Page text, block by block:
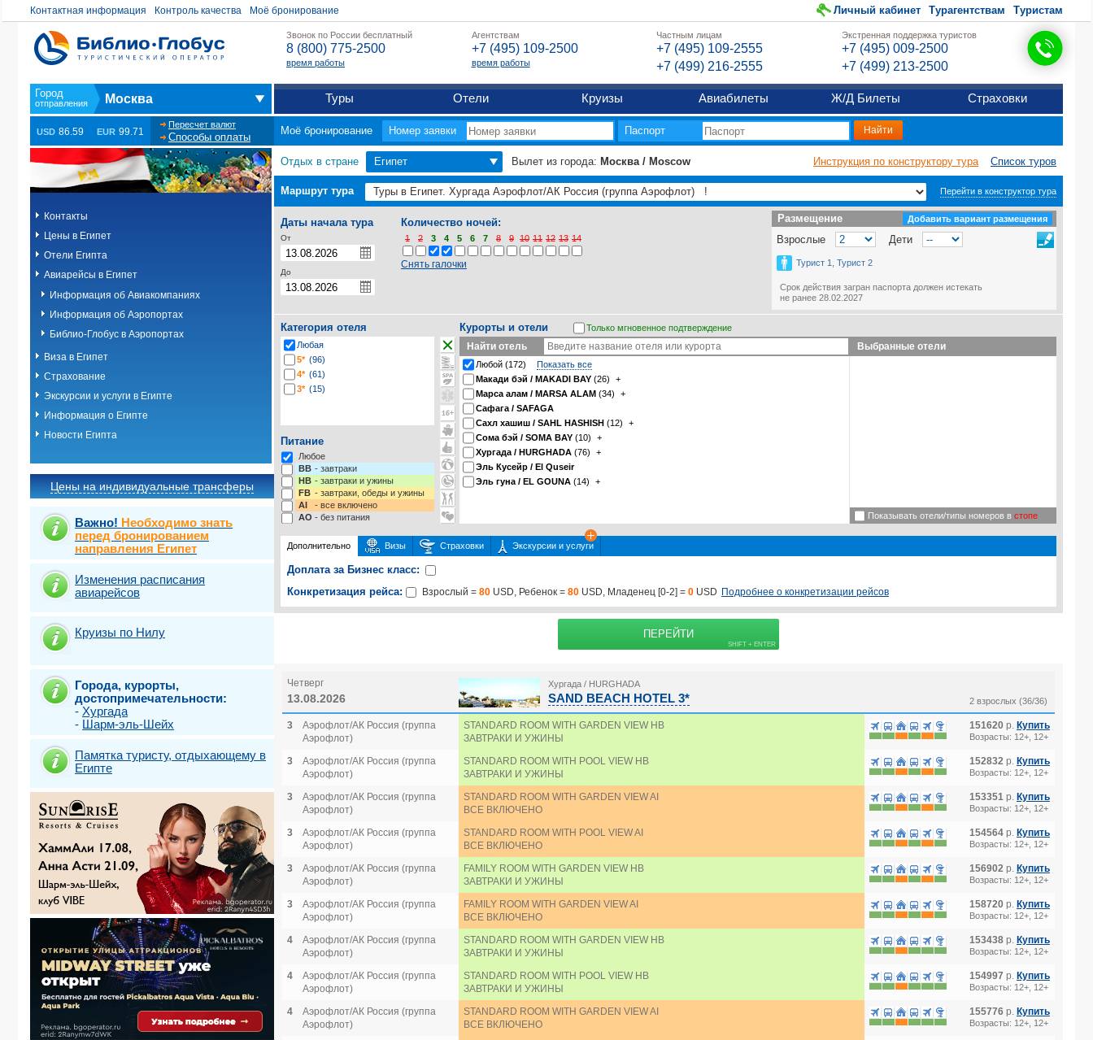
Контактная информация Контроль качества Моё бронирование Личный кабинет Турагентствам Туристам
Звонок по России бесплатный
8 (800) 775-2500
время работы
Агентствам
+7 (495) 109-2500
время работы
Частным лицам
+7 (495) 109-2555
+7 (499) 216-2555
Экстренная поддержка туристов
+7 (495) 009-2500
+7 (499) 213-2500
Москва Туры Отели Круизы Авиабилеты Ж/Д Билеты Страховки
USD 86.59 EUR 99.71
Пересчет валют
Способы оплаты
Моё бронирование Номер заявки Паспорт
Контакты
Цены в Египет
Отели Египта
Авиарейсы в Египет
Информация об Авиакомпаниях
Информация об Аэропортах
Библио-Глобус в Аэропортах
Виза в Египет
Страхование
Экскурсии и услуги в Египте
Информация о Египте
Новости Египта
Цены на индивидуальные трансферы
Важно! Необходимо знать
перед бронированием
направления Египет
Изменения расписания
авиарейсов
Круизы по Нилу
Города, курорты,
достопримечательности:
- Хургада
- Шарм-эль-Шейх
Памятка туристу, отдыхающему в
Египте
Отдых в стране Египет Вылет из города: Москва / Moscow Инструкция по конструктору тура Список туров
Маршрут тура Перейти в конструктор тура
Даты начала тура
От
До
Размещение
Размещение Добавить вариант размещения
Взрослые Дети
Турист 1, Турист 2
Срок действия загран паспорта должен истекать
не ранее 28.02.2027
Количество ночей:
1 2 3 4 5 6 7 8 9 10 11 12 13 14
Снять галочки
Категория отеля
Любая
5* (96)
4* (61)
3* (15)
Питание
Любое
BB - завтраки
HB - завтраки и ужины
FB - завтраки, обеды и ужины
AI
- все включено
AO - без питания
Только мгновенное подтверждение
Показывать отели/типы номеров в стопе
Выбранные отели
Курорты и отели
Найти отель
Любой (172)
Показать все
Макади бэй / MAKADI BAY (26)
+
Марса алам / MARSA ALAM (34)
+
Сафага / SAFAGA
Сахл хашиш / SAHL HASHISH (12)
+
Сома бэй / SOMA BAY (10)
+
Хургада / HURGHADA (76)
+
Эль Кусейр / El Quseir
Эль гуна / EL GOUNA (14) +
Дополнительно Визы Страховки Экскурсии и услуги
Доплата за Бизнес класс:
Конкретизация рейса:
Взрослый = 80 USD, Ребенок = 80 USD, Младенец [0-2] = 0 USD Подробнее о конкретизации рейсов
Подробнее о страховке
ПЕРЕЙТИ
Четверг
13.08.2026
Хургада / HURGHADA
SAND BEACH HOTEL 3* 2 взрослых (36/36)
3
Аэрофлот/АК Россия (группа
Аэрофлот)
STANDARD ROOM WITH GARDEN VIEW HB
ЗАВТРАКИ И УЖИНЫ
151620 р. Купить
Возрасты: 12+, 12+
3
Аэрофлот/АК Россия (группа
Аэрофлот)
STANDARD ROOM WITH POOL VIEW HB
ЗАВТРАКИ И УЖИНЫ
152832 р. Купить
Возрасты: 12+, 12+
3
Аэрофлот/АК Россия (группа
Аэрофлот)
STANDARD ROOM WITH GARDEN VIEW AI
ВСЕ ВКЛЮЧЕНО
153351 р. Купить
Возрасты: 12+, 12+
3
Аэрофлот/АК Россия (группа
Аэрофлот)
STANDARD ROOM WITH POOL VIEW AI
ВСЕ ВКЛЮЧЕНО
154564 р. Купить
Возрасты: 12+, 12+
3
Аэрофлот/АК Россия (группа
Аэрофлот)
FAMILY ROOM WITH GARDEN VIEW HB
ЗАВТРАКИ И УЖИНЫ
156902 р. Купить
Возрасты: 12+, 12+
3
Аэрофлот/АК Россия (группа
Аэрофлот)
FAMILY ROOM WITH GARDEN VIEW AI
ВСЕ ВКЛЮЧЕНО
158720 р. Купить
Возрасты: 12+, 12+
4
Аэрофлот/АК Россия (группа
Аэрофлот)
STANDARD ROOM WITH GARDEN VIEW HB
ЗАВТРАКИ И УЖИНЫ
153438 р. Купить
Возрасты: 12+, 12+
4
Аэрофлот/АК Россия (группа
Аэрофлот)
STANDARD ROOM WITH POOL VIEW HB
ЗАВТРАКИ И УЖИНЫ
154997 р. Купить
Возрасты: 12+, 12+
4
Аэрофлот/АК Россия (группа
Аэрофлот)
STANDARD ROOM WITH GARDEN VIEW AI
ВСЕ ВКЛЮЧЕНО
155776 р. Купить
Возрасты: 12+, 12+